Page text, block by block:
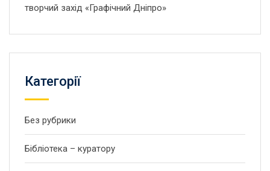
творчий захід «Графічний Дніпро»
Категорії
Без рубрики
Бібліотека – куратору